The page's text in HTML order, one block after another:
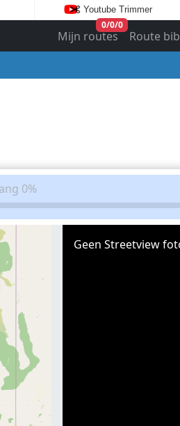
Youtube Trimmer
Mijn routes
0/0/0
Route
0%
Geen Streetview